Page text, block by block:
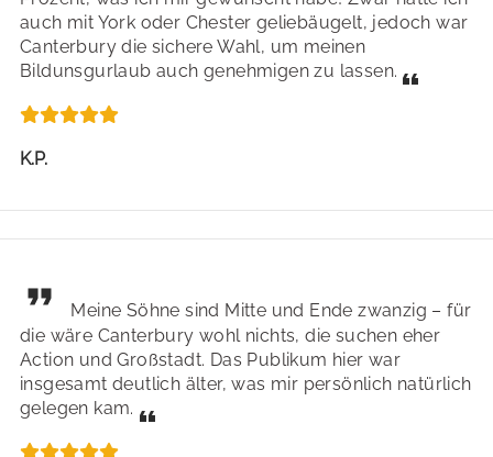
auch mit York oder Chester geliebäugelt, jedoch war
Canterbury die sichere Wahl, um meinen
Bildunsgurlaub auch genehmigen zu lassen.
K.P.
Meine Söhne sind Mitte und Ende zwanzig – für
die wäre Canterbury wohl nichts, die suchen eher
Action und Großstadt. Das Publikum hier war
insgesamt deutlich älter, was mir persönlich natürlich
gelegen kam.